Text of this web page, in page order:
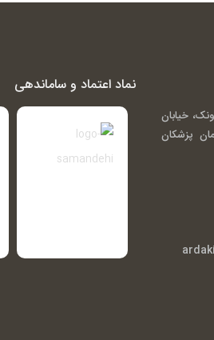
خیابان
14)، ساختمان پزشکان
نماد اعتماد و ساماندهی